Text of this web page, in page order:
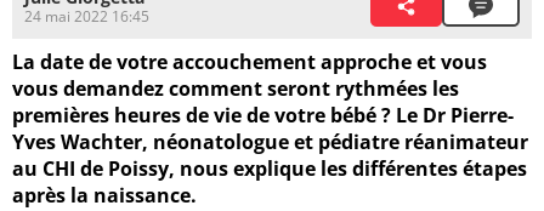
24 mai 2022 16:45
La date de votre accouchement approche et vous
vous demandez comment seront rythmées les
premières heures de vie de votre bébé ? Le Dr Pierre-
Yves Wachter, néonatologue et pédiatre réanimateur
au CHI de Poissy, nous explique les différentes étapes
après la naissance.